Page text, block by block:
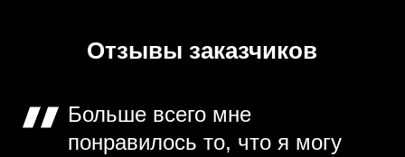
Отзывы заказчиков
Больше всего мне
понравилось то, что я могу